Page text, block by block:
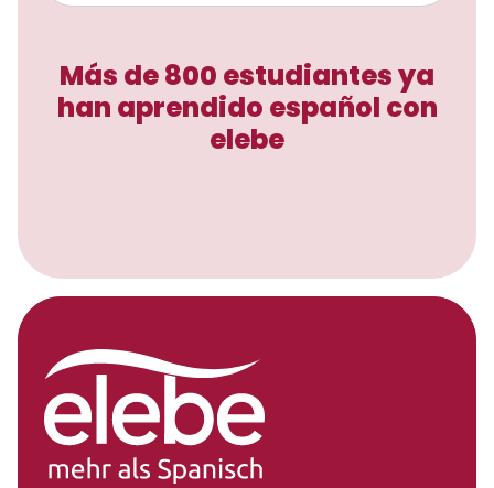
Más de 800 estudiantes ya
han aprendido español con
elebe